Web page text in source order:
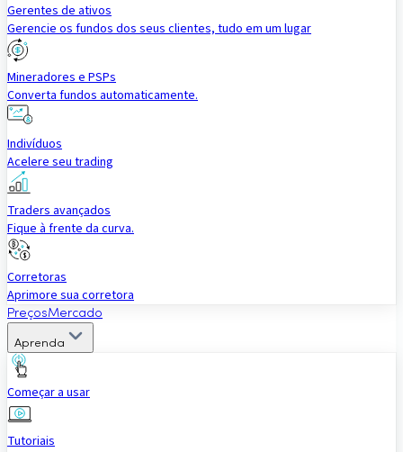
Gerentes de ativos
Gerencie os fundos dos seus clientes, tudo em um lugar
Mineradores e PSPs
Converta fundos automaticamente.
Indivíduos
Acelere seu trading
Traders avançados
Fique à frente da curva.
Corretoras
Aprimore sua corretora
PreçosMercado
Aprenda
Começar a usar
Tutoriais